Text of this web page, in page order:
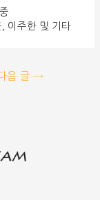
이주한 및 기타
음 글→